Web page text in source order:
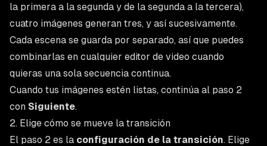
la primera a la segunda y de la segunda a la tercera),
cuatro imágenes generan tres, y así sucesivamente.
Cada escena se guarda por separado, así que puedes
combinarlas en cualquier editor de video cuando
quieras una sola secuencia continua.
Cuando tus imágenes estén listas, continúa al paso 2
con Siguiente.
2. Elige cómo se mueve la transición
El paso 2 es la configuración de la transición. Elige